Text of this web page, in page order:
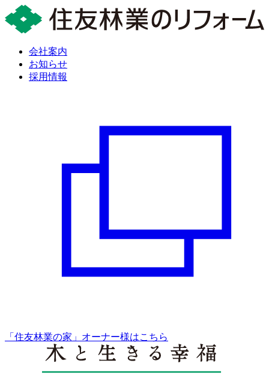
会社案内
お知らせ
採用情報
「住友林業の家」オーナー様はこちら